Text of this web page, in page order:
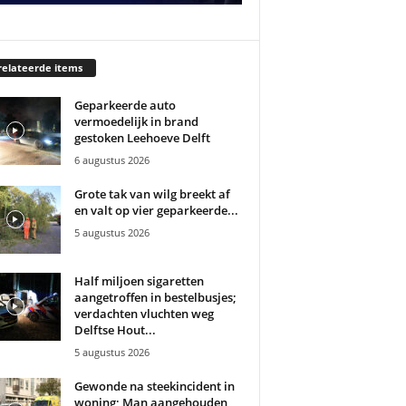
items
Geparkeerde auto
vermoedelijk in brand
gestoken Leehoeve Delft
6 augustus 2026
Grote tak van wilg breekt af
en valt op vier geparkeerde...
5 augustus 2026
Half miljoen sigaretten
aangetroffen in bestelbusjes;
verdachten vluchten weg
Delftse Hout...
5 augustus 2026
Gewonde na steekincident in
woning; Man aangehouden